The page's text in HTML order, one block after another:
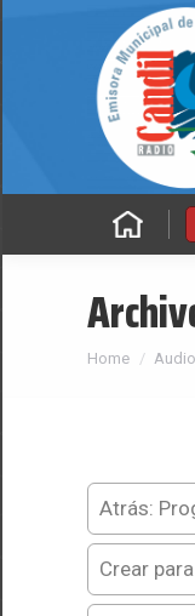
You are here:
Home Audio
Atrás:
Crear